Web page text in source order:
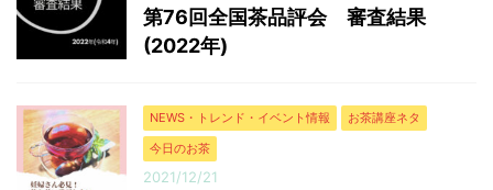
第76回全国茶品評会 審査結果
(2022年)
NEWS・トレンド・イベント情報
お茶講座ネタ
今日のお茶
2021/12/21